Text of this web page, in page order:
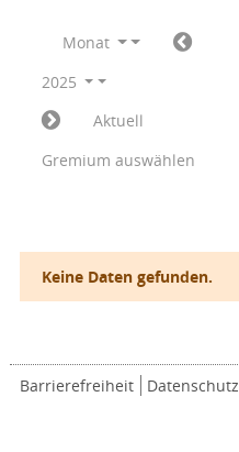
Monat
2025
Aktuell
Gremium auswählen
Keine Daten gefunden.
Barrierefreiheit Datenschutz